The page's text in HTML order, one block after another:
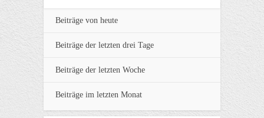
Beiträge von heute
Beiträge der letzten drei Tage
Beiträge der letzten Woche
Beiträge im letzten Monat